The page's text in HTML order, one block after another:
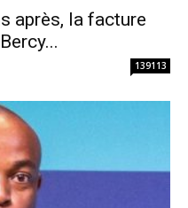
après, la facture
139113